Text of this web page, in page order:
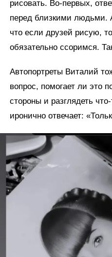
рисовать. Во-первых,
перед близкими людьми.
что если друзей рисую,
обязательно ссоримся.
Автопортреты Виталий
вопрос, помогает ли это
стороны и разглядеть
иронично отвечает: